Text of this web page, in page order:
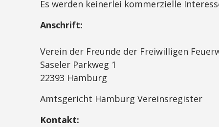
Es werden keinerlei kommerzielle
Anschrift:
Verein der Freunde der Freiwilligen
Saseler Parkweg 1
22393 Hamburg
Amtsgericht Hamburg Vereinsregister
Kontakt: